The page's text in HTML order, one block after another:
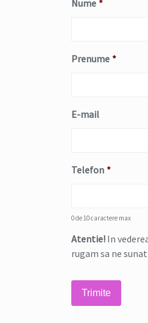
Nume *
Prenume *
E-mail
Telefon *
0 de 10 caractere max
Atentie! In
rugam sa ne